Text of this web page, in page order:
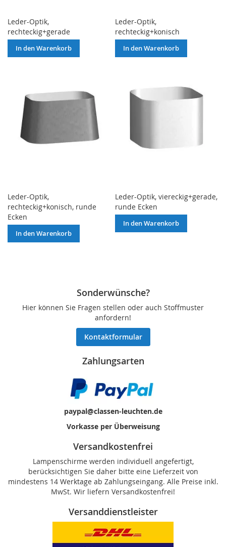
Leder-Optik,
rechteckig+gerade
In den Warenkorb
Leder-Optik,
rechteckig+konisch
In den Warenkorb
Leder-Optik,
rechteckig+konisch, runde
Ecken
In den Warenkorb
Leder-Optik, viereckig+gerade,
runde Ecken
In den Warenkorb
Sonderwünsche?
Hier können Sie Fragen stellen oder auch Stoffmuster
anfordern!
Kontaktformular
Zahlungsarten
paypal@classen-leuchten.de
Vorkasse per Überweisung
Versandkostenfrei
Lampenschirme werden individuell angefertigt,
berücksichtigen Sie daher bitte eine Lieferzeit von
mindestens 14 Werktage ab Zahlungseingang. Alle Preise inkl.
MwSt. Wir liefern Versandkostenfrei!
Versanddienstleister